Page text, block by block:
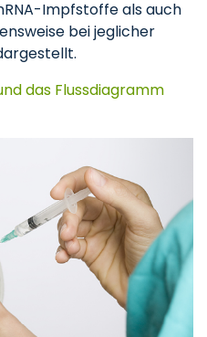
Impfstoffe als auch
bei jeglicher
das Flussdiagramm